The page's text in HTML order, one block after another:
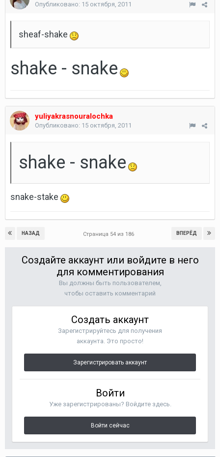
Опубликовано: 15 октября, 2011
sheaf-shake
shake - snake
yuliyakrasnouralochka
Опубликовано: 15 октября, 2011
shake - snake
snake-stake
НАЗАД ВПЕРЁД
Страница 54 из 186
Создайте аккаунт или войдите в него
для комментирования
Вы должны быть пользователем,
чтобы оставить комментарий
Создать аккаунт
Зарегистрируйтесь для получения
аккаунта. Это просто!
Зарегистрировать аккаунт
Войти
Уже зарегистрированы? Войдите здесь.
Войти сейчас